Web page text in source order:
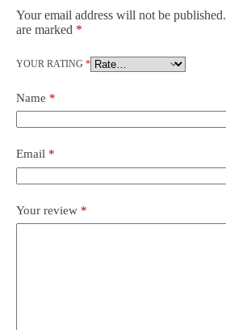
Your email address will not be published.
are marked *
YOUR RATING *
Name *
Email *
Your review *